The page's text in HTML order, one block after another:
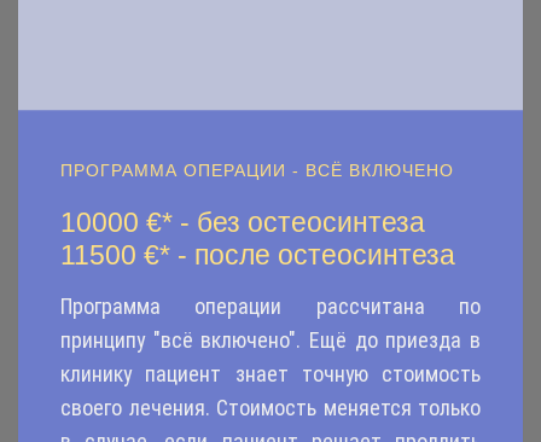
ПРОГРАММА ОПЕРАЦИИ - ВСЁ ВКЛЮЧЕНО
10000 €* - без остеосинтеза
11500 €* - после остеосинтеза
Программа операции рассчитана по
принципу "всё включено". Ещё до приезда в
клинику пациент знает точную стоимость
своего лечения. Стоимость меняется только